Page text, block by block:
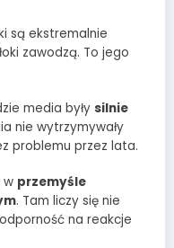
są ekstremalnie
zawodzą. To jego
media były silnie
nie wytrzymywały
problemu przez lata.
w przemyśle
. Tam liczy się nie
na reakcje